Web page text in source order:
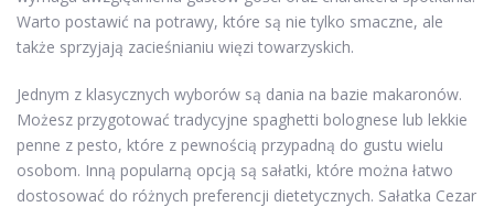
Warto postawić na potrawy, które są nie tylko smaczne, ale
także sprzyjają zacieśnianiu więzi towarzyskich.
Jednym z klasycznych wyborów są dania na bazie makaronów.
Możesz przygotować tradycyjne spaghetti bolognese lub lekkie
penne z pesto, które z pewnością przypadną do gustu wielu
osobom. Inną popularną opcją są sałatki, które można łatwo
dostosować do różnych preferencji dietetycznych. Sałatka Cezar